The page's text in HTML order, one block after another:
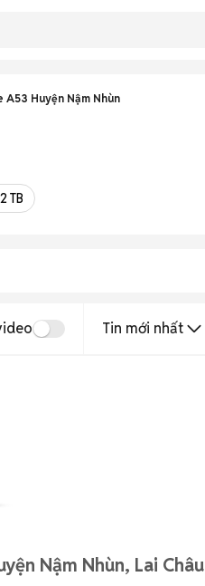
A53 Huyện Nậm Nhùn
TB
Tin mới nhất
Nậm Nhùn, Lai Châu